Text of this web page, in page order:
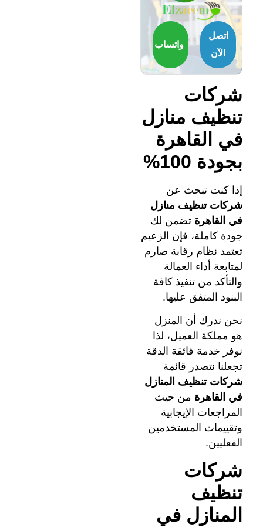
اتصل
الآن
واتساب
شركات
تنظيف منازل
في القاهرة
بجودة 100%
إذا كنت تبحث عن
شركات تنظيف منازل
في القاهرة تضمن لك
جودة كاملة، فإن الزعيم
تعتمد نظام رقابة صارم
لمتابعة أداء العمالة
والتأكد من تنفيذ كافة
البنود المتفق عليها.
نحن ندرك أن المنزل
هو مملكة العميل، لذا
نوفر خدمة فائقة الدقة
تجعلنا نتصدر قائمة
شركات تنظيف المنازل
في القاهرة من حيث
المراجعات الإيجابية
وتقييمات المستخدمين
الفعليين.
شركات
تنظيف
المنازل في